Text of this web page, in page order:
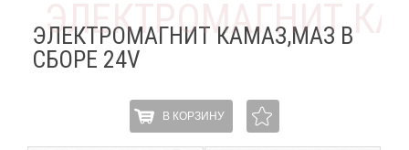
ЭЛЕКТРОМАГНИТ КАМАЗ,МАЗ В
СБОРЕ 24V
В КОРЗИНУ